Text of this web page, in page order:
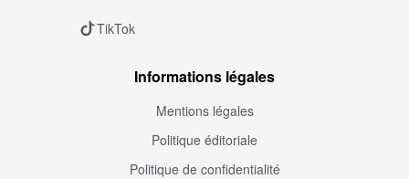
TikTok
Informations légales
Mentions légales
Politique éditoriale
Politique de confidentialité